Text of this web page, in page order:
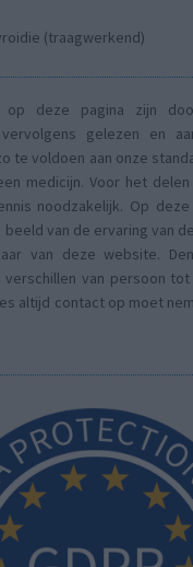
(traagwerkend)
op deze pagina zijn
gelezen en
te voldoen aan onze
medicijn. Voor het
noodzakelijk. Op
van de ervaring van
van deze website.
verschillen van persoon
altijd contact op moet